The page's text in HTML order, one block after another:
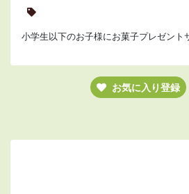
小学生以下のお子様にお菓子プレゼント
お気に入り登録